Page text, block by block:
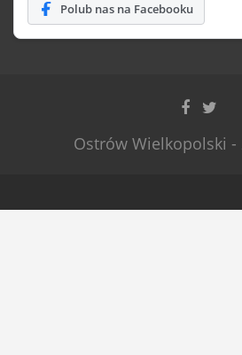
Polub nas na Facebooku
Ostrów Wielkopolski -